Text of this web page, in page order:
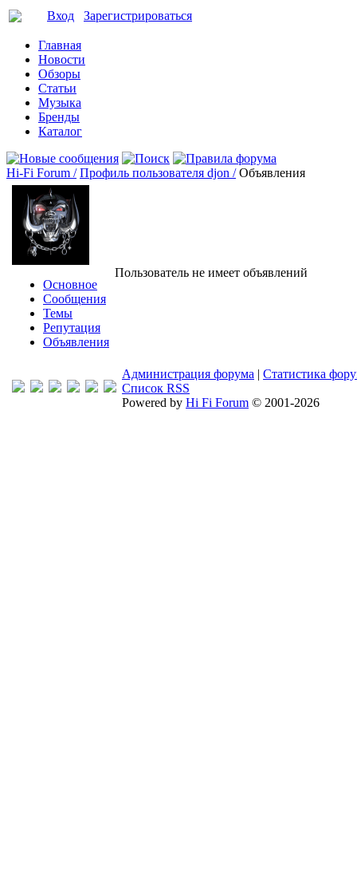
Вход Зарегистрироваться
Главная
Новости
Обзоры
Статьи
Музыка
Бренды
Каталог
Hi-Fi Forum / Профиль пользователя djon / Объявления
Основное
Сообщения
Темы
Репутация
Объявления
Пользователь не имеет объявлений
Администрация форума | Статистика
Список RSS
Powered by Hi Fi Forum © 2001-2026